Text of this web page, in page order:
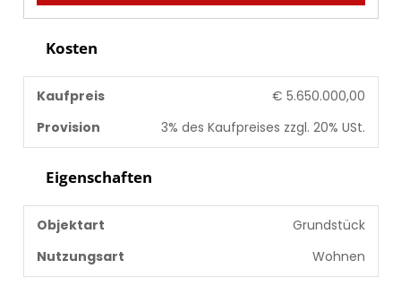
Kosten
Kaufpreis
€ 5.650.000,00
Provision
3% des Kaufpreises zzgl. 20% USt.
Eigenschaften
Objektart
Grundstück
Nutzungsart
Wohnen